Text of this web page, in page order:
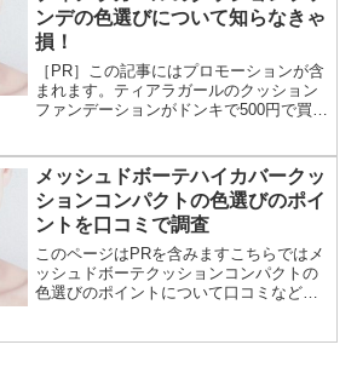
ンデの色選びについて知らなきゃ
損！
［PR］この記事にはプロモーションが含
まれます。ティアラガールのクッション
ファンデーションがドンキで500円で買え
ン。1個500円は激安だけど色が合わなか
ったら損。購入前...
メッシュドボーテハイカバークッ
ションコンパクトの色選びのポイ
ントを口コミで調査
このページはPRを含みますこちらではメ
ッシュドボーテクッションコンパクトの
色選びのポイントについて口コミなどを